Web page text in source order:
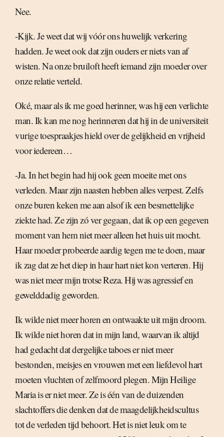
Nee.
-Kijk. Je weet dat wij vóór ons huwelijk verkering
hadden. Je weet ook dat zijn ouders er niets van af
wisten. Na onze bruiloft heeft iemand zijn moeder over
onze relatie verteld.
Oké, maar als ik me goed herinner, was hij een verlichte
man. Ik kan me nog herinneren dat hij in de universiteit
vurige toespraakjes hield over de gelijkheid en vrijheid
voor iedereen…
-Ja. In het begin had hij ook geen moeite met ons
verleden. Maar zijn naasten hebben alles verpest. Zelfs
onze buren keken me aan alsof ik een besmettelijke
ziekte had. Ze zijn zó ver gegaan, dat ik op een gegeven
moment van hem niet meer alleen het huis uit mocht.
Haar moeder probeerde aardig tegen me te doen, maar
ik zag dat ze het diep in haar hart niet kon verteren. Hij
was niet meer mijn trotse Reza. Hij was agressief en
gewelddadig geworden.
Ik wilde niet meer horen en ontwaakte uit mijn droom.
Ik wilde niet horen dat in mijn land, waarvan ik altijd
had gedacht dat dergelijke taboes er niet meer
bestonden, meisjes en vrouwen met een liefdevol hart
moeten vluchten of zelfmoord plegen. Mijn Heilige
Maria is er niet meer. Ze is één van de duizenden
slachtoffers die denken dat de maagdelijkheidscultus
tot de verleden tijd behoort. Het is niet leuk om te